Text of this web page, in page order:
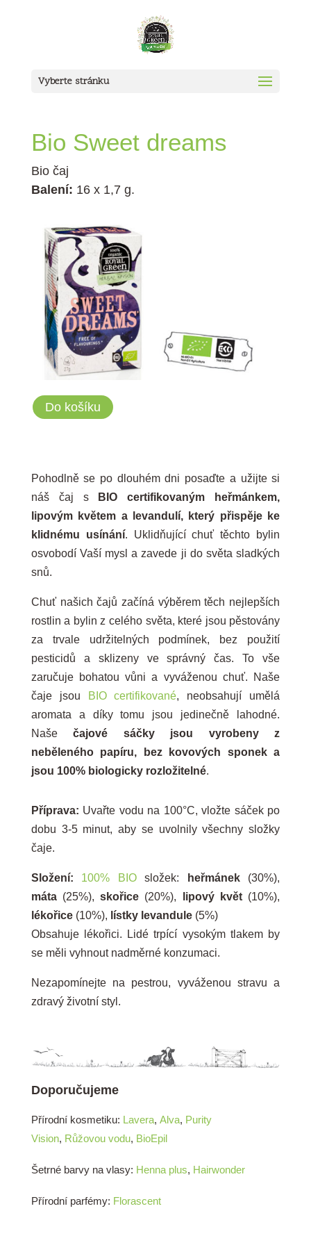
Vyberte stránku
Bio Sweet dreams
Bio čaj
Balení: 16 x 1,7 g.
Do košíku
Pohodlně se po dlouhém dni posaďte a užijte si
náš čaj s
BIO certifikovaným heřmánkem,
lipovým květem a levandulí, který přispěje ke
klidnému usínání. Uklidňující chuť těchto bylin
osvobodí Vaší mysl a zavede ji do světa sladkých
snů.
Chuť našich čajů začíná výběrem těch nejlepších
rostlin a bylin z celého světa, které jsou pěstovány
za trvale udržitelných podmínek, bez použití
pesticidů a sklizeny ve správný čas. To vše
zaručuje bohatou vůni a vyváženou chuť. Naše
čaje jsou
BIO certifikované, neobsahují umělá
aromata a díky tomu jsou jedinečně lahodné.
Našečajové sáčky jsou vyrobeny z
neběleného papíru, bez kovových sponek a
jsou 100% biologicky rozložitelné.
Příprava: Uvařte vodu na 100°C, vložte sáček po
dobu 3-5 minut, aby se uvolnily všechny složky
čaje.
Složení: 100% BIOsložek: heřmánek(30%),
máta(25%),skořice (20%), lipový květ(10%),
lékořice(10%), lístky levandule(5%)
Obsahuje lékořici. Lidé trpící vysokým tlakem by
se měli vyhnout nadměrné konzumaci.
Nezapomínejte na pestrou, vyváženou stravu a
zdravý životní styl.
Doporučujeme
Přírodní kosmetiku: Lavera, Alva, Purity
Vision, Růžovou vodu, BioEpil
Šetrné barvy na vlasy: Henna plus, Hairwonder
Přírodní parfémy: Florascent